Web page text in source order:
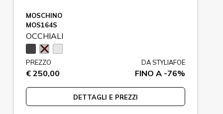
MOSCHINO
MOS164S
OCCHIALI
PREZZO
€ 250,00
DA STYLIAFOE
FINO A -76%
DETTAGLI E PREZZI